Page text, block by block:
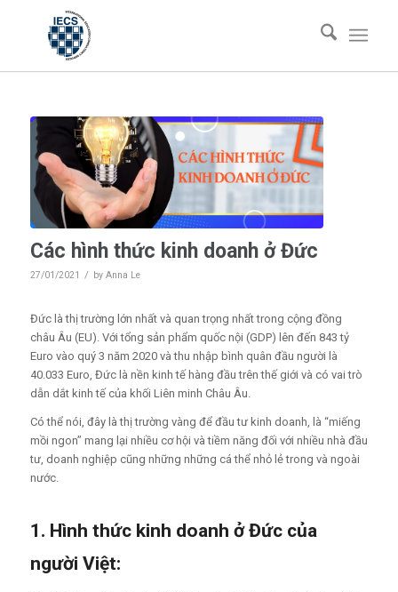
Các hình thức kinh doanh ở Đức
27/01/2021 / by Anna Le
Đức là thị trường lớn nhất và quan trọng nhất trong cộng đồng
châu Âu (EU). Với tổng sản phẩm quốc nội (GDP) lên đến 843 tỷ
Euro vào quý 3 năm 2020 và thu nhập bình quân đầu người là
40.033 Euro, Đức là nền kinh tế hàng đầu trên thế giới và có vai trò
dẫn dắt kinh tế của khối Liên minh Châu Âu.
Có thể nói, đây là thị trường vàng để đầu tư kinh doanh, là “miếng
mồi ngon” mang lại nhiều cơ hội và tiềm năng đối với nhiều nhà đầu
tư, doanh nghiệp cũng những những cá thể nhỏ lẻ trong và ngoài
nước.
1. Hình thức kinh doanh ở Đức của
người Việt: